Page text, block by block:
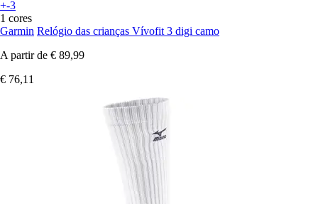
+-3
1 cores
Garmin Relógio das crianças Vívofit 3 digi camo
A partir de € 89,99
€ 76,11